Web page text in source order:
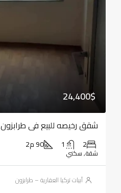
24,400$
شقق رخيصه للبيع في طرابزون 2+1
2
1 90 م2
شقة, سكني
أبيات تركيا العقارية – طرابزون